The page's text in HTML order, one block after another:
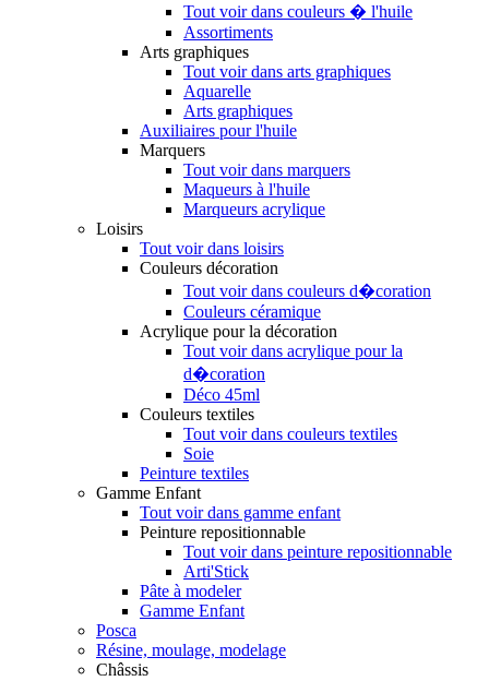
Tout voir dans couleurs � l'huile
Assortiments
Arts graphiques
Tout voir dans arts graphiques
Aquarelle
Arts graphiques
Auxiliaires pour l'huile
Marquers
Tout voir dans marquers
Maqueurs à l'huile
Marqueurs acrylique
Loisirs
Tout voir dans loisirs
Couleurs décoration
Tout voir dans couleurs d�coration
Couleurs céramique
Acrylique pour la décoration
Tout voir dans acrylique pour la
d�coration
Déco 45ml
Couleurs textiles
Tout voir dans couleurs textiles
Soie
Peinture textiles
Gamme Enfant
Tout voir dans gamme enfant
Peinture repositionnable
Tout voir dans peinture repositionnable
Arti'Stick
Pâte à modeler
Gamme Enfant
Posca
Résine, moulage, modelage
Châssis